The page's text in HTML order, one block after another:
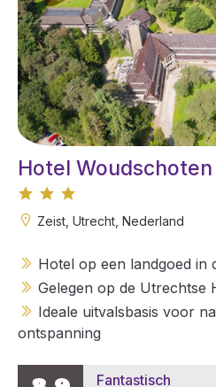
Hotel Woudschoten
Zeist, Utrecht, Nederland
Hotel op een landgoed in
Gelegen op de Utrechtse
Ideale uitvalsbasis voor
ontspanning
Fantastisch